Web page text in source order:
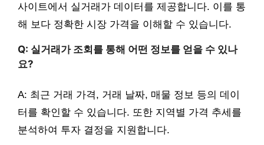
사이트에서 실거래가 데이터를 제공합니다. 이를 통
해 보다 정확한 시장 가격을 이해할 수 있습니다.
Q: 실거래가 조회를 통해 어떤 정보를 얻을 수 있나
요?
A: 최근 거래 가격, 거래 날짜, 매물 정보 등의 데이
터를 확인할 수 있습니다. 또한 지역별 가격 추세를
분석하여 투자 결정을 지원합니다.